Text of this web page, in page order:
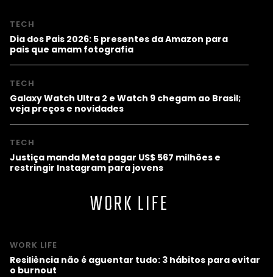
TECH
Dia dos Pais 2026: 5 presentes da Amazon para
pais que amam fotografia
TECH
Galaxy Watch Ultra 2 e Watch 9 chegam ao Brasil;
veja preços e novidades
TECH
Justiça manda Meta pagar US$ 567 milhões e
restringir Instagram para jovens
WORK LIFE
WORK LIFE
Resiliência não é aguentar tudo: 3 hábitos para evitar
o burnout